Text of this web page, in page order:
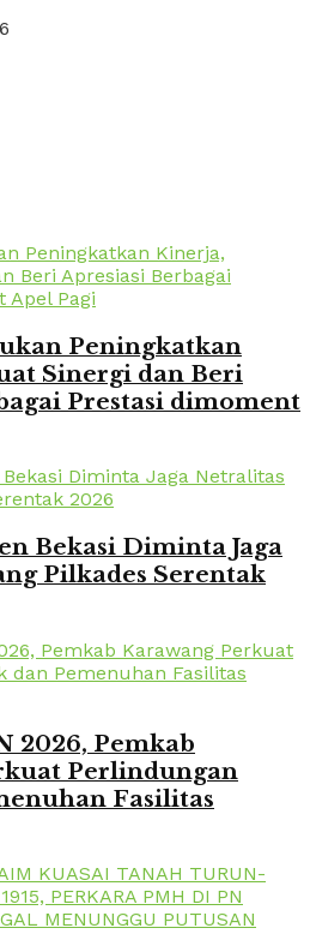
Peningkatkan
Sinergi dan Beri
Prestasi dimoment
Bekasi Diminta Jaga
Pilkades Serentak
2026, Pemkab
Perlindungan
Fasilitas